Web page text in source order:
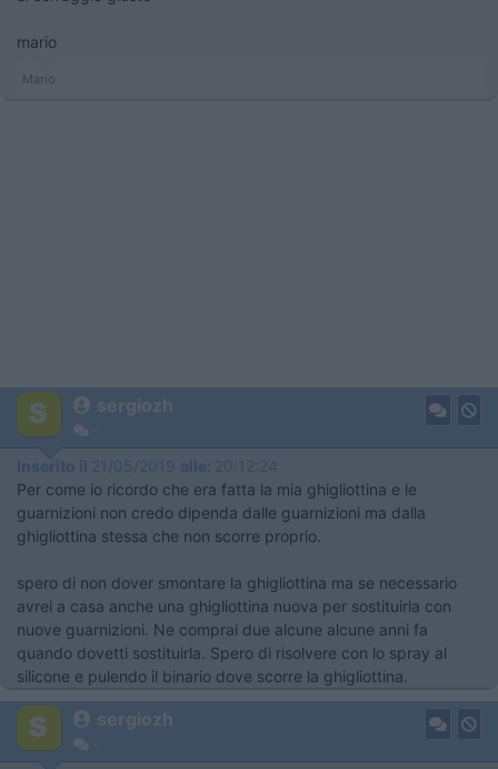
mario
Mario
sergiozh
Inserito il 21/05/2019 alle: 20:12:24
Per come io ricordo che era fatta la mia ghigliottina e le
guarnizioni non credo dipenda dalle guarnizioni ma dalla
ghigliottina stessa che non scorre proprio.
spero di non dover smontare la ghigliottina ma se necessario
avrei a casa anche una ghigliottina nuova per sostituirla con
nuove guarnizioni. Ne comprai due alcune alcune anni fa
quando dovetti sostituirla. Spero di risolvere con lo spray al
silicone e pulendo il binario dove scorre la ghigliottina.
sergiozh